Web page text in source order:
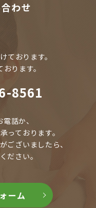
わせ
ております。
ります。
8561
話か、
っております。
ございましたら、
ださい。
ーム